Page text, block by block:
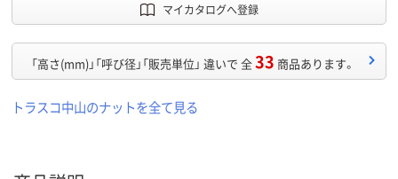
マイカタログへ登録
「高さ(mm)」「呼び径」「販売単位」 違いで 全33 商品あります。
トラスコ中山のナットを全て見る